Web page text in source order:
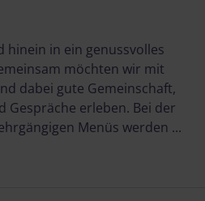
hinein in ein genussvolles
möchten wir mit
dabei gute Gemeinschaft,
Gespräche erleben. Bei der
Menüs werden ...